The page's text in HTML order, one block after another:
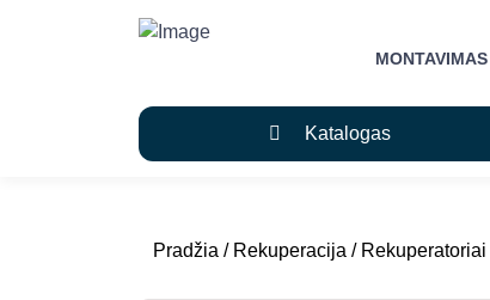
MONTAVIMAS
Katalogas
Pradžia / Rekuperacija / Rekuperatoriai